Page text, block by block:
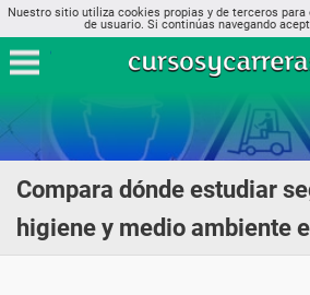
Nuestro sitio utiliza cookies propias y de terceros
de usuario. Si continúas navegando
Compara dónde estudiar
higiene y medio ambiente